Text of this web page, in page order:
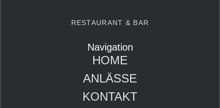
RESTAURANT & BAR
Navigation
HOME
ANLÄSSE
KONTAKT